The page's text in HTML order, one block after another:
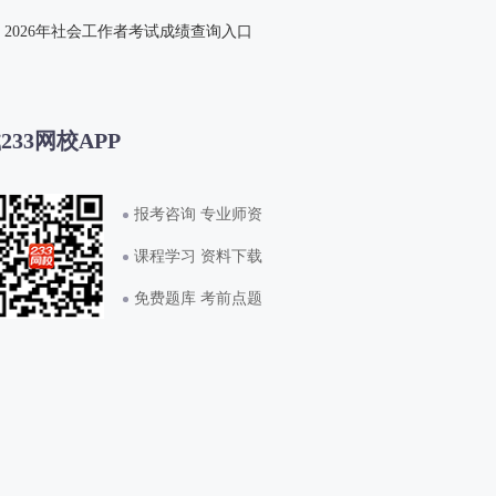
2026年社会工作者考试成绩查询入口
网校APP
报考咨询 专业师资
课程学习 资料下载
免费题库 考前点题